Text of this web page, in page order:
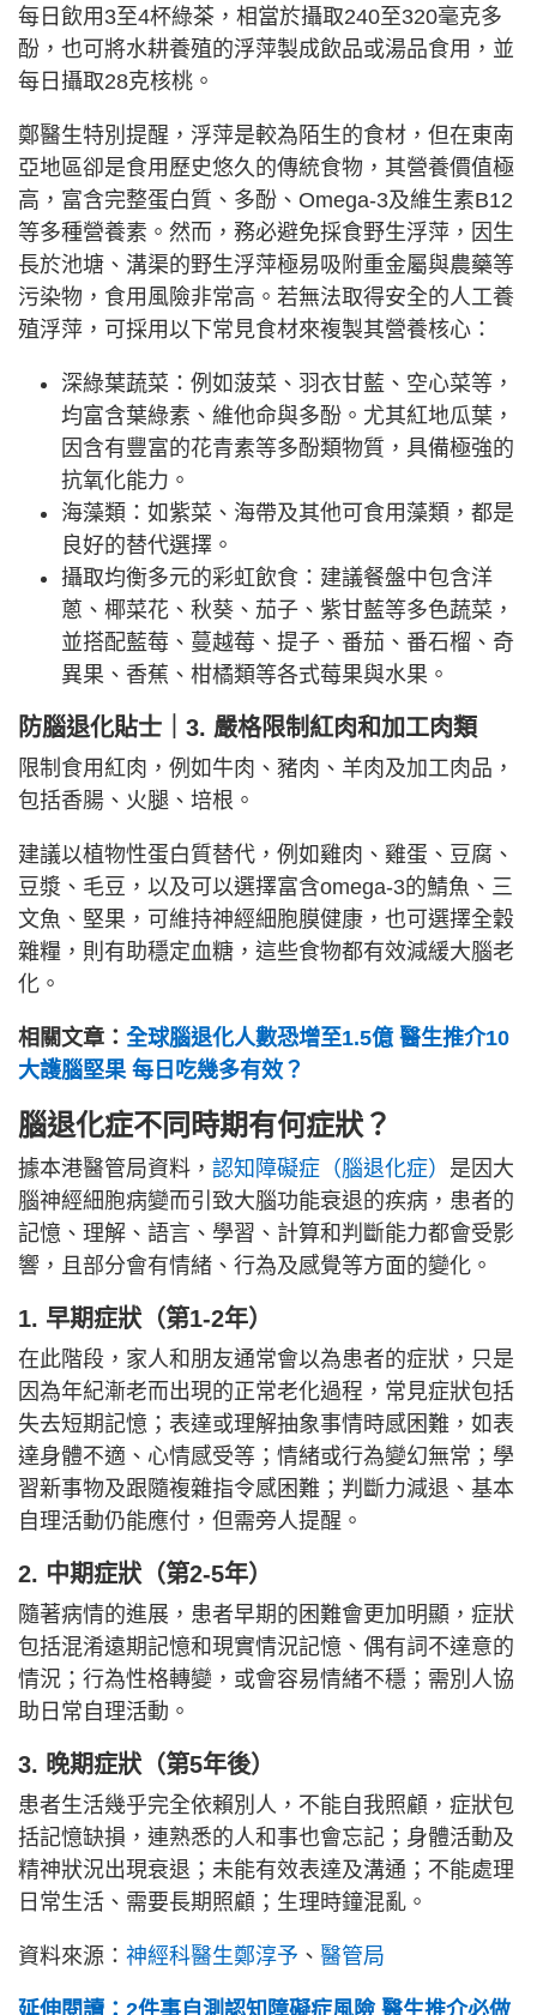
每日飲用3至4杯綠茶，相當於攝取240至320毫克多
酚，也可將水耕養殖的浮萍製成飲品或湯品食用，並
每日攝取28克核桃。
鄭醫生特別提醒，浮萍是較為陌生的食材，但在東南
亞地區卻是食用歷史悠久的傳統食物，其營養價值極
高，富含完整蛋白質、多酚、Omega-3及維生素B12
等多種營養素。然而，務必避免採食野生浮萍，因生
長於池塘、溝渠的野生浮萍極易吸附重金屬與農藥等
污染物，食用風險非常高。若無法取得安全的人工養
殖浮萍，可採用以下常見食材來複製其營養核心：
深綠葉蔬菜：例如菠菜、羽衣甘藍、空心菜等，
均富含葉綠素、維他命與多酚。尤其紅地瓜葉，
因含有豐富的花青素等多酚類物質，具備極強的
抗氧化能力。
海藻類：如紫菜、海帶及其他可食用藻類，都是
良好的替代選擇。
攝取均衡多元的彩虹飲食：建議餐盤中包含洋
蔥、椰菜花、秋葵、茄子、紫甘藍等多色蔬菜，
並搭配藍莓、蔓越莓、提子、番茄、番石榴、奇
異果、香蕉、柑橘類等各式莓果與水果。
防腦退化貼士｜3. 嚴格限制紅肉和加工肉類
限制食用紅肉，例如牛肉、豬肉、羊肉及加工肉品，
包括香腸、火腿、培根。
建議以植物性蛋白質替代，例如雞肉、雞蛋、豆腐、
豆漿、毛豆，以及可以選擇富含omega-3的鯖魚、三
文魚、堅果，可維持神經細胞膜健康，也可選擇全穀
雜糧，則有助穩定血糖，這些食物都有效減緩大腦老
化。
相關文章： 全球腦退化人數恐增至1.5億 醫生推介10
大護腦堅果 每日吃幾多有效？
腦退化症不同時期有何症狀？
據本港醫管局資料， 認知障礙症（腦退化症） 是因大
腦神經細胞病變而引致大腦功能衰退的疾病，患者的
記憶、理解、語言、學習、計算和判斷能力都會受影
響，且部分會有情緒、行為及感覺等方面的變化。
1. 早期症狀（第1-2年）
在此階段，家人和朋友通常會以為患者的症狀，只是
因為年紀漸老而出現的正常老化過程，常見症狀包括
失去短期記憶；表達或理解抽象事情時感困難，如表
達身體不適、心情感受等；情緒或行為變幻無常；學
習新事物及跟隨複雜指令感困難；判斷力減退、基本
自理活動仍能應付，但需旁人提醒。
2. 中期症狀（第2-5年）
隨著病情的進展，患者早期的困難會更加明顯，症狀
包括混淆遠期記憶和現實情況記憶、偶有詞不達意的
情況；行為性格轉變，或會容易情緒不穩；需別人協
助日常自理活動。
3. 晚期症狀（第5年後）
患者生活幾乎完全依賴別人，不能自我照顧，症狀包
括記憶缺損，連熟悉的人和事也會忘記；身體活動及
精神狀況出現衰退；未能有效表達及溝通；不能處理
日常生活、需要長期照顧；生理時鐘混亂。
資料來源： 神經科醫生鄭淳予 、 醫管局